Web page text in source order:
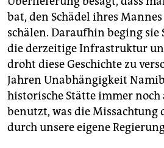
bat, den Schädel ihres
schälen. Daraufhin beging sie
die derzeitige Infrastruktur
droht diese Geschichte zu
Jahren Unabhängigkeit
historische Stätte immer
benutzt, was die Missachtung
durch unsere eigene